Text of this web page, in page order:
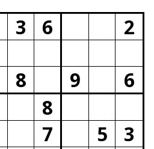
3 6
2
8 9
6
8
7 5
3